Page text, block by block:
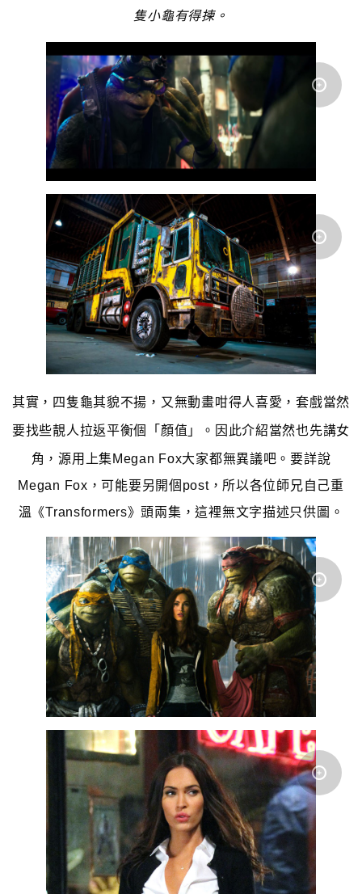
隻小龜有得揀。
其實，四隻龜其貌不揚，又無動畫咁得人喜愛，套戲當然
要找些靚人拉返平衡個「 顏值」。因此介紹當然也先講女
角，源用上集Megan Fox大家都無異議吧。要詳說
Megan Fox，可能要另開個post，所以各位師兄自己重
溫《Transformers》頭兩集，這裡無文字描述只供圖。